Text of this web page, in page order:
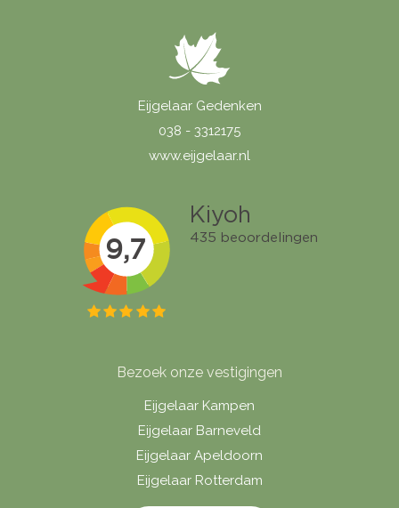
Eijgelaar Gedenken
038 - 3312175
www.eijgelaar.nl
Bezoek onze vestigingen
Eijgelaar Kampen
Eijgelaar Barneveld
Eijgelaar Apeldoorn
Eijgelaar Rotterdam